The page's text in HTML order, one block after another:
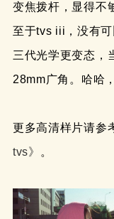
变焦拨杆，显得不
至于tvs iii，没有可
三代光学更变态，
28mm广角。哈哈
更多高清样片请参
tvs》
。